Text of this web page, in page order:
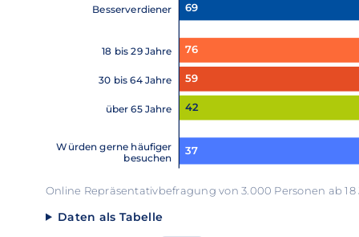
Besserverdiener 69
18 bis 29 Jahre 76
30 bis 64 Jahre 59
über 65 Jahre 42
Würden gerne häufiger
besuchen
37
Online Repräsentativbefragung von 3.000 Personen ab
Daten als Tabelle